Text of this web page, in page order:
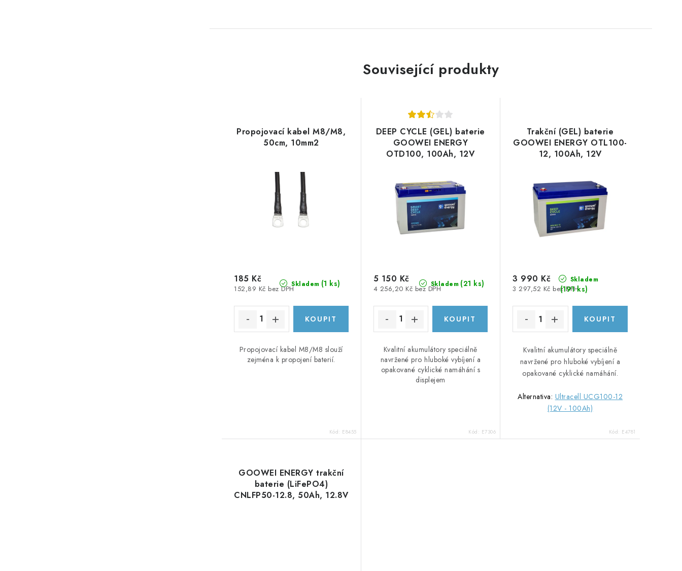
Související produkty
Propojovací kabel M8/M8,
50cm, 10mm2
Skladem (1 ks)
152,89 Kč bez DPH
185 Kč
Propojovací kabel M8/M8 slouží
zejména k propojení baterií.
Kód: E8455
DEEP CYCLE (GEL) baterie
GOOWEI ENERGY
OTD100, 100Ah, 12V
Skladem (21 ks)
4 256,20 Kč bez DPH
5 150 Kč
Kvalitní akumulátory speciálně
navržené pro hluboké vybíjení a
opakované cyklické namáhání s
displejem
Kód: E7306
Trakční (GEL) baterie
GOOWEI ENERGY OTL100-
12, 100Ah, 12V
Skladem
(191 ks)
3 297,52 Kč bez DPH
3 990 Kč
Kvalitní akumulátory speciálně
navržené pro hluboké vybíjení a
opakované cyklické namáhání.
Alternativa: Ultracell UCG100-12
(12V - 100Ah)
Kód: E4781
GOOWEI ENERGY trakční
baterie (LiFePO4)
CNLFP50-12.8, 50Ah, 12.8V